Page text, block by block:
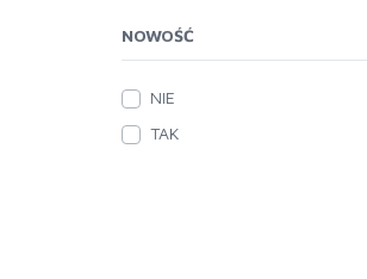
NOWOŚĆ
NIE
TAK